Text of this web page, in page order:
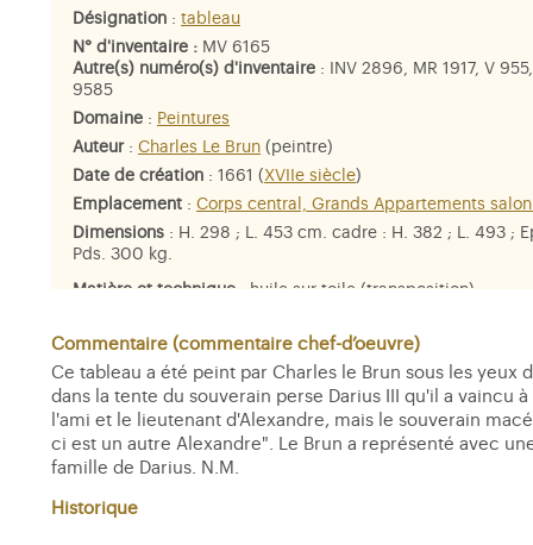
Désignation : tableau
N° d'inventaire : MV 6165
Autre(s) numéro(s) d'inventaire : INV 2896, MR 1917, V
9585
Domaine : Peintures
Auteur: Charles Le Brun (peintre)
Date de création : 1661 ( XVIIe siècle)
Emplacement : Corps central, Grands Appartements
Dimensions : H. 298 ; L. 453 cm. cadre : H. 382 ; L. 493 ;
Pds. 300 kg.
Matière et technique : huile sur toile (transposition)
Alexandre III de Macédoine, dit le Grand,Darius III
Perse
Commentaire (commentaire chef-d’oeuvre)
Ce tableau a été peint par Charles le Brun sous les yeux
dans la tente du souverain perse Darius III qu'il a vaincu
l'ami et le lieutenant d'Alexandre, mais le souverain
ci est un autre Alexandre". Le Brun a représenté avec
famille de Darius. N.M.
Historique